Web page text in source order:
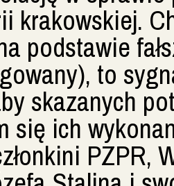
krakowskiej.
podstawie
to
skazanych
się ich
PZPR,